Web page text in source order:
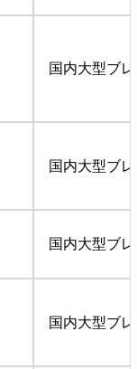
国内大型ブ
国内大型ブ
国内大型ブ
国内大型ブ